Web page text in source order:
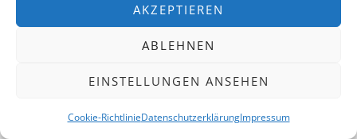
AKZEPTIEREN
ABLEHNEN
EINSTELLUNGEN ANSEHEN
Cookie-RichtlinieDatenschutzerklärungImpressum